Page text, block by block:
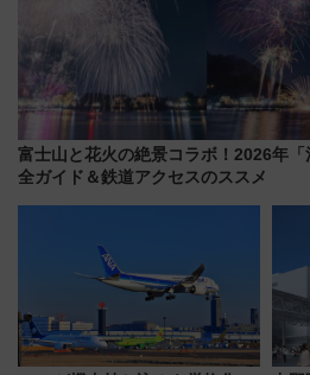
富士山と花火の絶景コラボ！2026年
全ガイド＆鉄道アクセスのススメ